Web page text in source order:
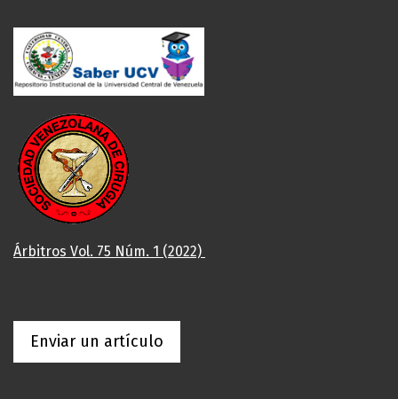
Árbitros Vol. 75 Núm. 1 (2022)
Enviar un artículo